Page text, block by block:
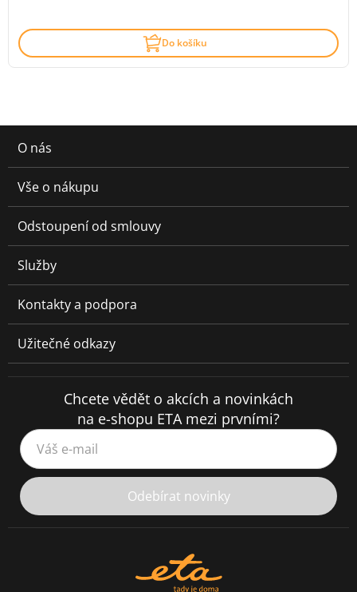
Do košíku
O nás
Vše o nákupu
Odstoupení od smlouvy
Služby
Kontakty a podpora
Užitečné odkazy
Chcete vědět o akcích a novinkách
na e-shopu ETA mezi prvními?
Váš e-mail
Odebírat novinky